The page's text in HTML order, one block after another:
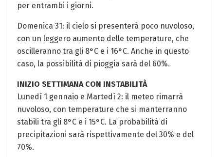
per entrambi i giorni.
Domenica ⁤31: il⁤ cielo si presenterà poco nuvoloso,
⁤con un leggero aumento delle temperature, che
oscilleranno tra gli 8°C e ‍i 16°C. Anche in questo⁣
caso, la​ possibilità di pioggia sarà del 60%.
INIZIO SETTIMANA CON INSTABILITÀ
Lunedì 1 gennaio​ e Martedì 2: ⁣il meteo rimarrà⁤
nuvoloso, con temperature che‌ si ​manterranno
stabili tra gli 8°C e i 15°C. La probabilità ‌di
precipitazioni sarà rispettivamente⁣ del 30% e ​del
70%.